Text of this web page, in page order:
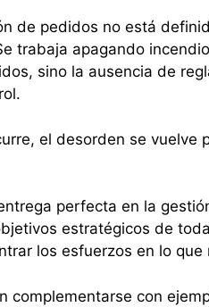
de pedidos no está
trabaja apagando
sino la ausencia de
el desorden se vuelve
perfecta en la
estratégicos de
los esfuerzos en lo que
complementarse con